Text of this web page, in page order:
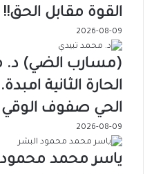
القوة مقابل الحق!!
2026-08-09
(مسارب الضي) د.
الحارة الثانية
الحي صفوف الوقي
2026-08-09
ياسر محمد محمود